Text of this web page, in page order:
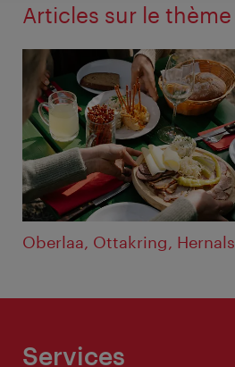
Articles sur le thème
Oberlaa, Ottakring, Hernals
Services